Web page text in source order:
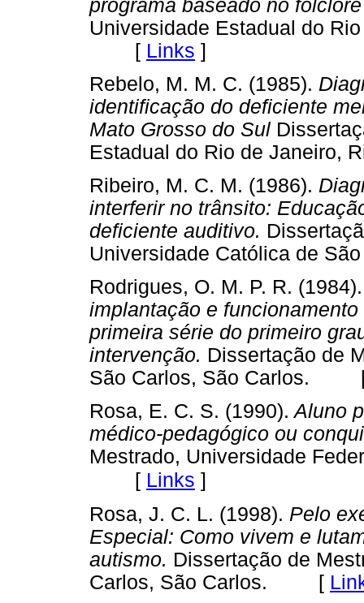
programa baseado no
Universidade Estadual do
[ Links ]
Rebelo, M. M. C. (1985).
identificação do deficiente
Mato Grosso do Sul
Estadual do Rio de
Ribeiro, M. C. M. (1986).
interferir no trânsito:
deficiente auditivo.
Universidade Católica de
Rodrigues, O. M. P. R. (1984).
implantação e
primeira série do primeiro
intervenção. Dissertação de
São Carlos, São Carlos.
Rosa, E. C. S. (1990). Aluno
médico-pedagógico ou
Mestrado, Universidade
[ Links ]
Rosa, J. C. L. (1998). Pelo
Especial: Como vivem e
autismo. Dissertação de
Carlos, São Carlos. [